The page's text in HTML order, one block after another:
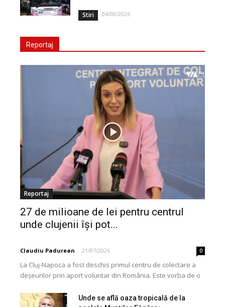
Stiri 04/08/2026
Reportaj
Reportaj
27 de milioane de lei pentru centrul
unde clujenii își pot...
Claudiu Padurean - 21/07/2026 0
La Cluj-Napoca a fost deschis primul centru de colectare a
deșeurilor prin aport voluntar din România. Este vorba de o
Unde se află oaza tropicală de la